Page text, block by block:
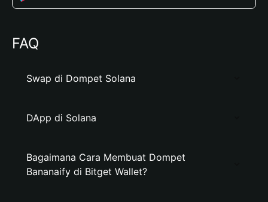
FAQ
Swap di Dompet Solana
DApp di Solana
Bagaimana Cara Membuat Dompet
Bananaify di Bitget Wallet?